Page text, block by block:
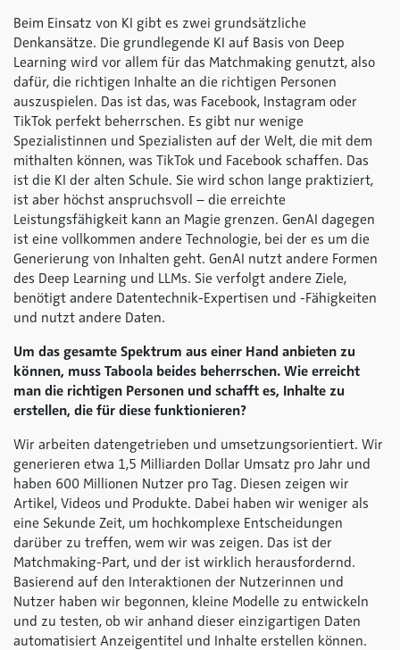
Beim Einsatz von KI gibt es zwei grundsätzliche
Denkansätze. Die grundlegende KI auf Basis von Deep
Learning wird vor allem für das Matchmaking genutzt, also
dafür, die richtigen Inhalte an die richtigen Personen
auszuspielen. Das ist das, was Facebook, Instagram oder
TikTok perfekt beherrschen. Es gibt nur wenige
Spezialistinnen und Spezialisten auf der Welt, die mit dem
mithalten können, was TikTok und Facebook schaffen. Das
ist die KI der alten Schule. Sie wird schon lange praktiziert,
ist aber höchst anspruchsvoll – die erreichte
Leistungsfähigkeit kann an Magie grenzen. GenAI dagegen
ist eine vollkommen andere Technologie, bei der es um die
Generierung von Inhalten geht. GenAI nutzt andere Formen
des Deep Learning und LLMs. Sie verfolgt andere Ziele,
benötigt andere Datentechnik-Expertisen und -Fähigkeiten
und nutzt andere Daten.
Um das gesamte Spektrum aus einer Hand anbieten zu
können, muss Taboola beides beherrschen. Wie erreicht
man die richtigen Personen und schafft es, Inhalte zu
erstellen, die für diese funktionieren?
Wir arbeiten datengetrieben und umsetzungsorientiert. Wir
generieren etwa 1,5 Milliarden Dollar Umsatz pro Jahr und
haben 600 Millionen Nutzer pro Tag. Diesen zeigen wir
Artikel, Videos und Produkte. Dabei haben wir weniger als
eine Sekunde Zeit, um hochkomplexe Entscheidungen
darüber zu treffen, wem wir was zeigen. Das ist der
Matchmaking-Part, und der ist wirklich herausfordernd.
Basierend auf den Interaktionen der Nutzerinnen und
Nutzer haben wir begonnen, kleine Modelle zu entwickeln
und zu testen, ob wir anhand dieser einzigartigen Daten
automatisiert Anzeigentitel und Inhalte erstellen können.